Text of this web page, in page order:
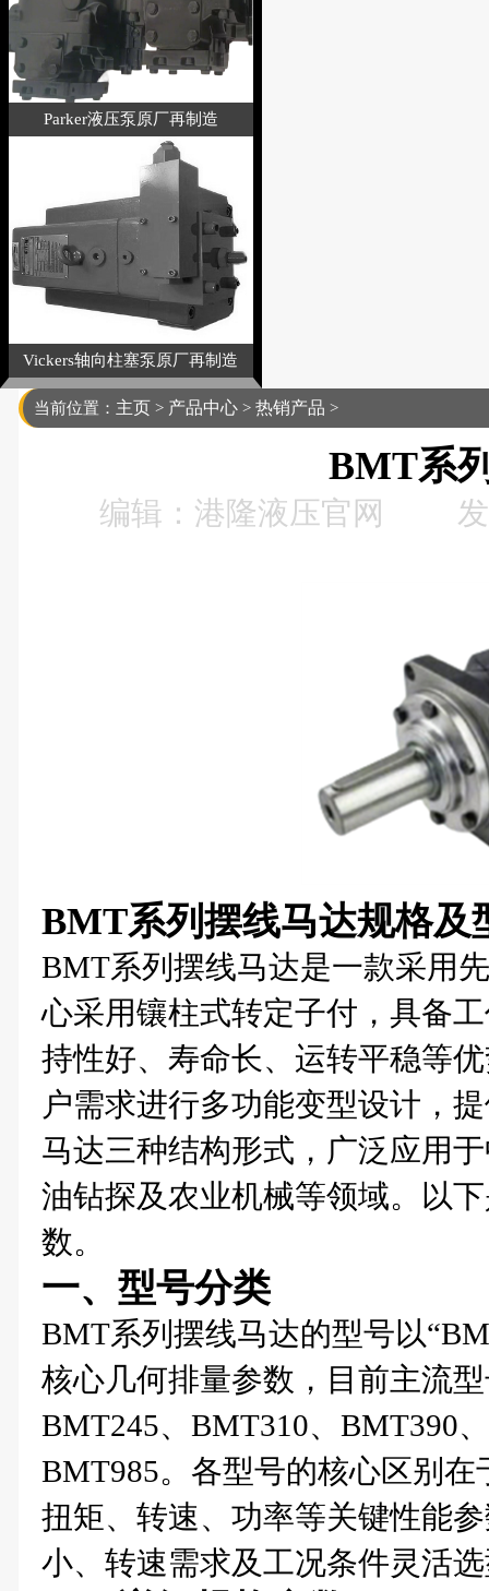
Parker液压泵原厂再制造
Vickers轴向柱塞泵原厂再制造
当前位置： 主页 > 产品中心 > 热销产品 >
BMT系
编辑：港隆液压官网
BMT系列摆线马达规格及
BMT系列摆线马达是一款采用
心采用镶柱式转定子付，具备
持性好、寿命长、运转平稳等
户需求进行多功能变型设计，
马达三种结构形式，广泛应用
油钻探及农业机械等领域。以
数。
一、型号分类
BMT系列摆线马达的型号以
核心几何排量参数，目前主流
BMT245、BMT310、BMT390
BMT985。各型号的核心区别
扭矩、转速、功率等关键性能
小、转速需求及工况条件灵活